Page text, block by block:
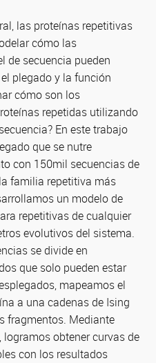
las proteínas repetitivas
cómo las
de secuencia pueden
plegado y la función
cómo son los
repetidas utilizando
En este trabajo
que se nutre
con 150mil secuencias de
familia repetitiva más
un modelo de
repetitivas de cualquier
evolutivos del sistema.
se divide en
que solo pueden estar
mapeamos el
a una cadenas de Ising
fragmentos. Mediante
obtener curvas de
con los resultados